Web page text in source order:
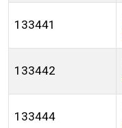
133441
133442
133444